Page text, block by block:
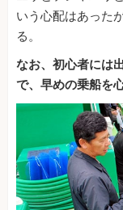
いう心配はあった
る。
なお、初心者には
で、早めの乗船を